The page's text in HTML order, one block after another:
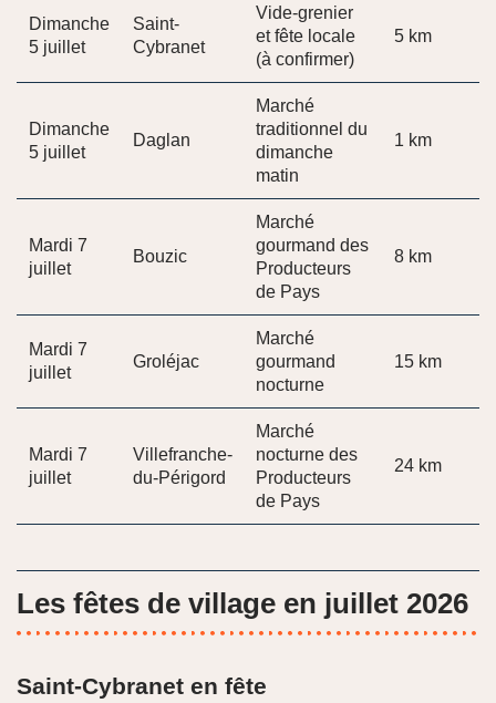
Dimanche
5 juillet
Saint-
Cybranet
Vide-grenier
et fête locale
(à confirmer)
5 km
Dimanche
5 juillet
Daglan
Marché
traditionnel du
dimanche
matin
1 km
Mardi 7
juillet
Bouzic
Marché
gourmand des
Producteurs
de Pays
8 km
Mardi 7
juillet
Groléjac
Marché
gourmand
nocturne
15 km
Mardi 7
juillet
Villefranche-
du-Périgord
Marché
nocturne des
Producteurs
de Pays
24 km
Les fêtes de village en juillet 2026
Saint-Cybranet en fête